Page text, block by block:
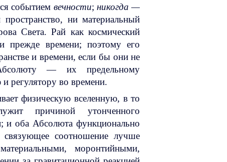
событием вечности; никогда —
ни материальный
Света. Рай как космический
прежде времени; поэтому его
и времени, если бы они не
— их предельному
регулятору во времени.
физическую вселенную, в то
причиной утонченного
и оба Абсолюта функционально
соотношение лучше
моронтийными,